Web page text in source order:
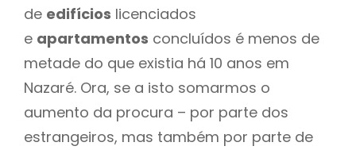
de edifícios licenciados
e apartamentos concluídos é menos de
metade do que existia há 10 anos em
Nazaré. Ora, se a isto somarmos o
aumento da procura – por parte dos
estrangeiros, mas também por parte de